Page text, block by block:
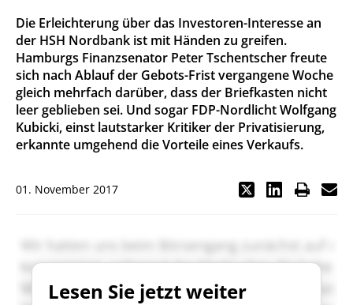
Die Erleichterung über das Investoren-Interesse an
der HSH Nordbank ist mit Händen zu greifen.
Hamburgs Finanzsenator Peter Tschentscher freute
sich nach Ablauf der Gebots-Frist vergangene Woche
gleich mehrfach darüber, dass der Briefkasten nicht
leer geblieben sei. Und sogar FDP-Nordlicht Wolfgang
Kubicki, einst lautstarker Kritiker der Privatisierung,
erkannte umgehend die Vorteile eines Verkaufs.
01. November 2017
Lesen Sie jetzt weiter